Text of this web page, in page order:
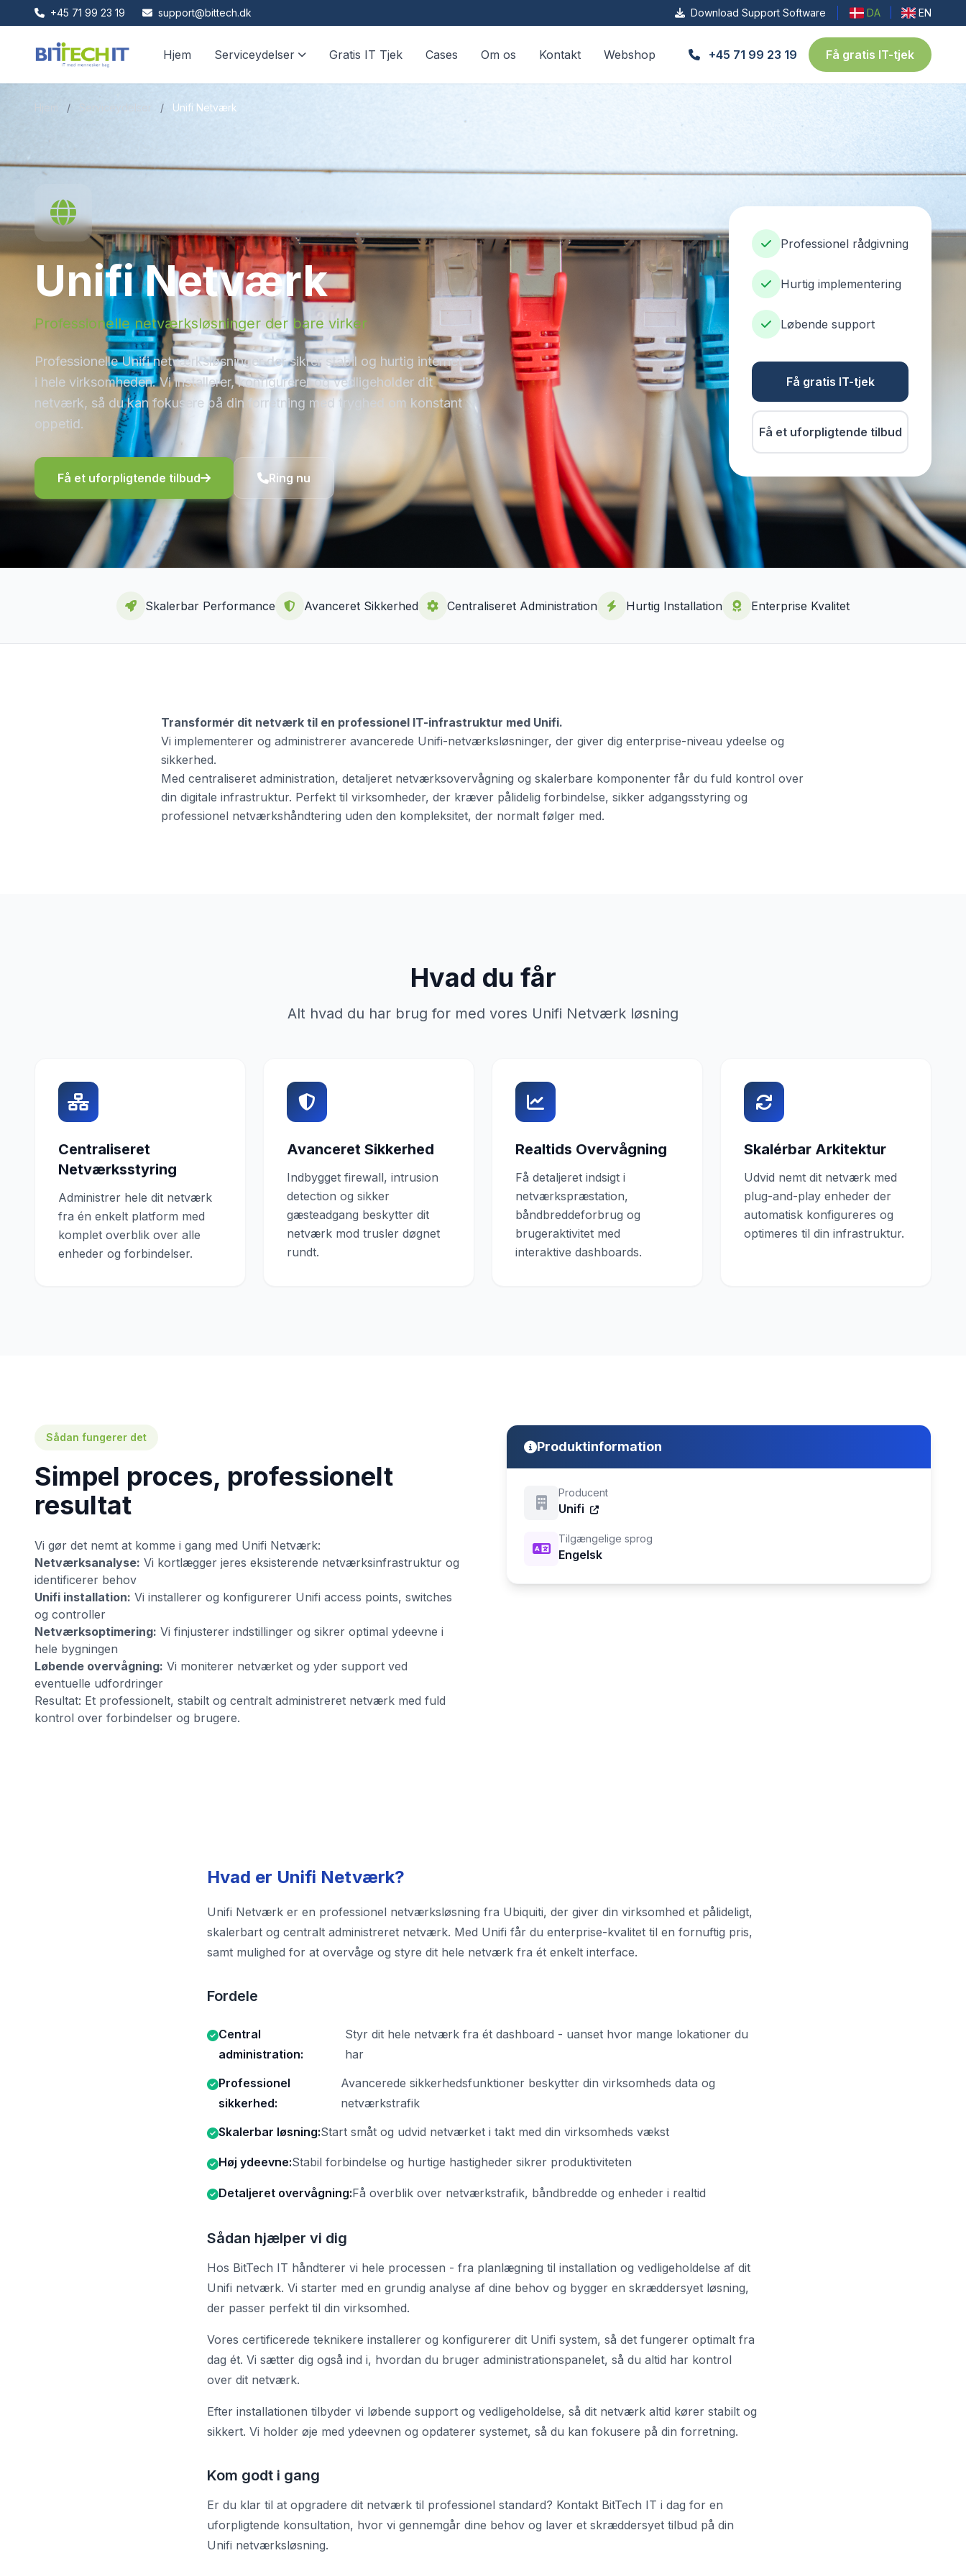
+45 71 99 23 19 support@bittech.dk Download Support Software DA EN
Hjem Serviceydelser Gratis IT Tjek Cases Om os Kontakt Webshop +45 71 99 23 19 Få gratis IT-tjek
/ Serviceydelser / Unifi Netværk
Unifi Netværk
Professionelle netværksløsninger der bare virker
Professionelle Unifi netværksløsninger der sikrer stabil og hurtig internet
i hele virksomheden. Vi installerer, konfigurerer og vedligeholder dit
netværk, så du kan fokusere på din forretning med tryghed om konstant
oppetid.
Få et uforpligtende tilbud Ring nu
Professionel rådgivning
Hurtig implementering
Løbende support
Få gratis IT-tjek
Få et uforpligtende tilbud
Skalerbar Performance Avanceret Sikkerhed Centraliseret Administration Hurtig Installation Enterprise Kvalitet
Transformér dit netværk til en professionel IT-infrastruktur med Unifi.
Vi implementerer og administrerer avancerede Unifi-netværksløsninger, der giver dig enterprise-niveau ydeelse og
sikkerhed.
Med centraliseret administration, detaljeret netværksovervågning og skalerbare komponenter får du fuld kontrol over
din digitale infrastruktur. Perfekt til virksomheder, der kræver pålidelig forbindelse, sikker adgangsstyring og
professionel netværkshåndtering uden den kompleksitet, der normalt følger med.
Hvad du får
Alt hvad du har brug for med vores Unifi Netværk løsning
Centraliseret
Netværksstyring
Administrer hele dit netværk
fra én enkelt platform med
komplet overblik over alle
enheder og forbindelser.
Avanceret Sikkerhed
Indbygget firewall, intrusion
detection og sikker
gæsteadgang beskytter dit
netværk mod trusler døgnet
rundt.
Realtids Overvågning
Få detaljeret indsigt i
netværkspræstation,
båndbreddeforbrug og
brugeraktivitet med
interaktive dashboards.
Skalérbar Arkitektur
Udvid nemt dit netværk med
plug-and-play enheder der
automatisk konfigureres og
optimeres til din infrastruktur.
Sådan fungerer det
Simpel proces, professionelt
resultat
Vi gør det nemt at komme i gang med Unifi Netværk:
Netværksanalyse: Vi kortlægger jeres eksisterende netværksinfrastruktur og
identificerer behov
Unifi installation: Vi installerer og konfigurerer Unifi access points, switches
og controller
Netværksoptimering: Vi finjusterer indstillinger og sikrer optimal ydeevne i
hele bygningen
Løbende overvågning: Vi moniterer netværket og yder support ved
eventuelle udfordringer
Resultat: Et professionelt, stabilt og centralt administreret netværk med fuld
kontrol over forbindelser og brugere.
Produktinformation
Producent
Unifi
Tilgængelige sprog
Engelsk
Hvad er Unifi Netværk?
Unifi Netværk er en professionel netværksløsning fra Ubiquiti, der giver din virksomhed et pålideligt,
skalerbart og centralt administreret netværk. Med Unifi får du enterprise-kvalitet til en fornuftig pris,
samt mulighed for at overvåge og styre dit hele netværk fra ét enkelt interface.
Fordele
Central
administration:
Styr dit hele netværk fra ét dashboard - uanset hvor mange lokationer du
har
Professionel
sikkerhed:
Avancerede sikkerhedsfunktioner beskytter din virksomheds data og
netværkstrafik
Skalerbar løsning:Start småt og udvid netværket i takt med din virksomheds vækst
Høj ydeevne:Stabil forbindelse og hurtige hastigheder sikrer produktiviteten
Detaljeret overvågning:Få overblik over netværkstrafik, båndbredde og enheder i realtid
Sådan hjælper vi dig
Hos BitTech IT håndterer vi hele processen - fra planlægning til installation og vedligeholdelse af dit
Unifi netværk. Vi starter med en grundig analyse af dine behov og bygger en skræddersyet løsning,
der passer perfekt til din virksomhed.
Vores certificerede teknikere installerer og konfigurerer dit Unifi system, så det fungerer optimalt fra
dag ét. Vi sætter dig også ind i, hvordan du bruger administrationspanelet, så du altid har kontrol
over dit netværk.
Efter installationen tilbyder vi løbende support og vedligeholdelse, så dit netværk altid kører stabilt og
sikkert. Vi holder øje med ydeevnen og opdaterer systemet, så du kan fokusere på din forretning.
Kom godt i gang
Er du klar til at opgradere dit netværk til professionel standard? Kontakt BitTech IT i dag for en
uforpligtende konsultation, hvor vi gennemgår dine behov og laver et skræddersyet tilbud på din
Unifi netværksløsning.